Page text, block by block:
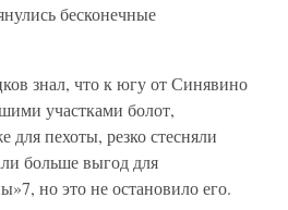
бесконечные
знал, что к югу от Синявино
участками болот,
пехоты, резко стесняли
больше выгод для
но это не остановило его.